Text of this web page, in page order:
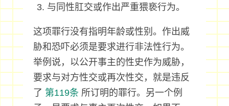
与同性肛交或作出严重猥亵行为。
这项罪行没有指明年龄或性别。作出威
胁和恐吓必须是要求进行非法性行为。
举例说，以公开事主的性史作为威胁，
要求与对方性交或再次性交，就是违反
了 第119条所订明的罪行。另一个例